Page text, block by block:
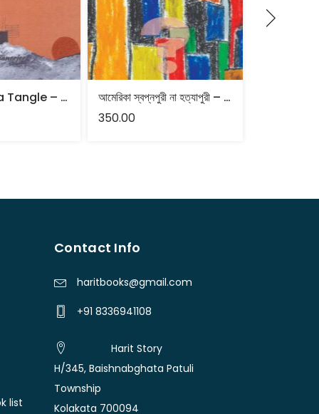
Twilight in a Tangle – Partha Banerjee
আমেরিকা স্বপ্নপুরী না হত্যাপুরী – পার্থ বন্দ্যোপাধ্যায়
350.00
list
Contact Info
haritbooks@gmail.com
+91 8336941108
Harit Story
H/345, Baishnabghata Patuli
Township
Kolakata 700094